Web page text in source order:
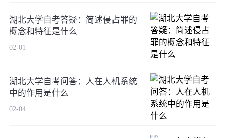
湖北大学自考答疑：简述侵占罪的
概念和特征是什么
02-01
湖北大学自考问答：人在人机系统
中的作用是什么
02-04